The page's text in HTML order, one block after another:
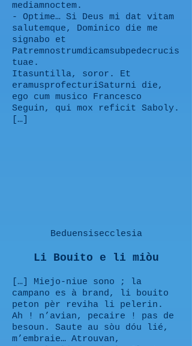
mediamnoctem.
- Optime… Si Deus mi dat vitam
salutemque, Dominico die me
signabo et
Patremnostrumdicamsubpedecrucis
tuae.
Itasuntilla, soror. Et
eramusprofecturiSaturni die,
ego cum musico Francesco
Seguin, qui mox reficit Saboly.
[…]
Beduensisecclesia
Li Bouito e li miòu
[…] Miejo-niue sono ; la
campano es à brand, li bouito
peton pèr reviha li pelerin.
Ah ! n’avian, pecaire ! pas de
besoun. Saute au sòu dóu lié,
m’embraie… Atrouvan,